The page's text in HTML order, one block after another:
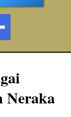
Neraka